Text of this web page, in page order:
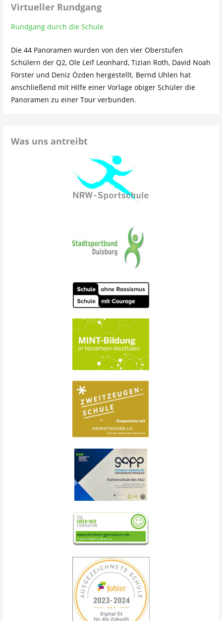
Virtueller Rundgang
Rundgang durch die Schule
Die 44 Panoramen wurden von den vier Oberstufen
Schülern der Q2, Ole Leif Leonhard, Tizian Roth, David Noah
Förster und Deniz Özden hergestellt. Bernd Uhlen hat
anschließend mit Hilfe einer Vorlage obiger Schüler die
Panoramen zu einer Tour verbunden.
Was uns antreibt